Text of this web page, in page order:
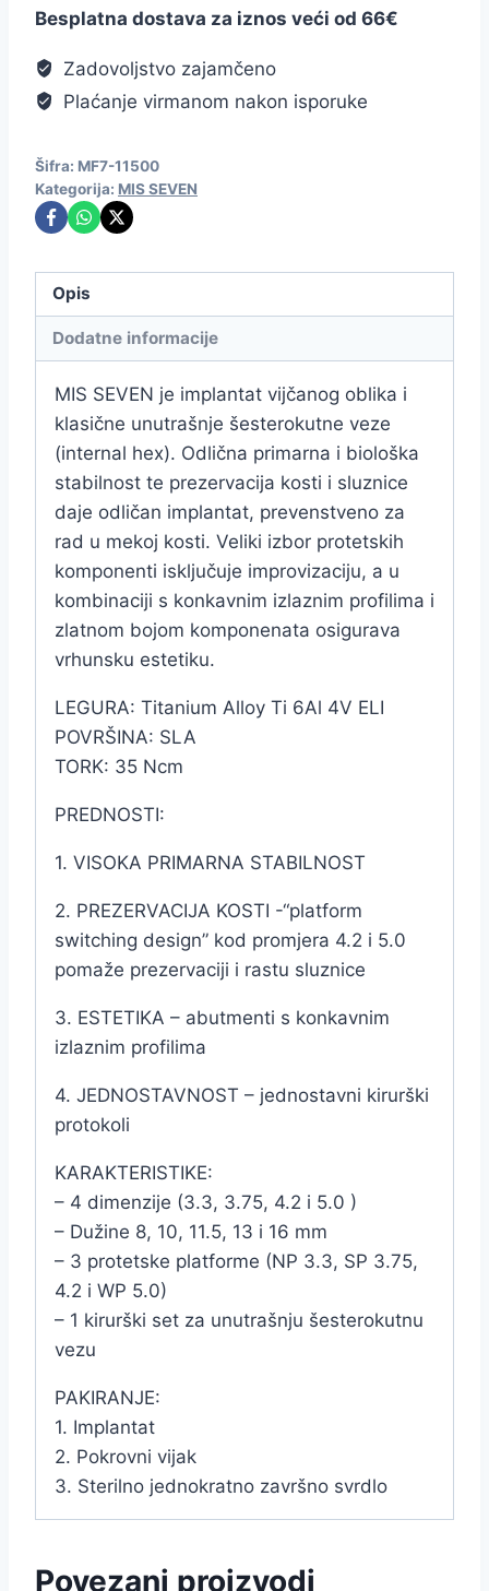
Besplatna dostava za iznos veći od 66€
Zadovoljstvo zajamčeno
Plaćanje virmanom nakon isporuke
Šifra: MF7-11500
Kategorija: MIS SEVEN
Opis
Dodatne informacije
MIS SEVEN je implantat vijčanog oblika i
klasične unutrašnje šesterokutne veze
(internal hex). Odlična primarna i biološka
stabilnost te prezervacija kosti i sluznice
daje odličan implantat, prevenstveno za
rad u mekoj kosti. Veliki izbor protetskih
komponenti isključuje improvizaciju, a u
kombinaciji s konkavnim izlaznim profilima i
zlatnom bojom komponenata osigurava
vrhunsku estetiku.
LEGURA: Titanium Alloy Ti 6Al 4V ELI
POVRŠINA: SLA
TORK: 35 Ncm
PREDNOSTI:
1. VISOKA PRIMARNA STABILNOST
2. PREZERVACIJA KOSTI -“platform
switching design” kod promjera 4.2 i 5.0
pomaže prezervaciji i rastu sluznice
3. ESTETIKA – abutmenti s konkavnim
izlaznim profilima
4. JEDNOSTAVNOST – jednostavni kirurški
protokoli
KARAKTERISTIKE:
– 4 dimenzije (3.3, 3.75, 4.2 i 5.0 )
– Dužine 8, 10, 11.5, 13 i 16 mm
– 3 protetske platforme (NP 3.3, SP 3.75,
4.2 i WP 5.0)
– 1 kirurški set za unutrašnju šesterokutnu
vezu
PAKIRANJE:
1. Implantat
2. Pokrovni vijak
3. Sterilno jednokratno završno svrdlo
Povezani proizvodi